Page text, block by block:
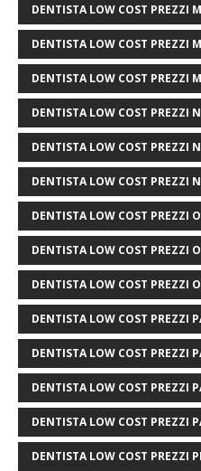
DENTISTA LOW COST PREZZI
DENTISTA LOW COST PREZZI
DENTISTA LOW COST PREZZI
DENTISTA LOW COST PREZZI
DENTISTA LOW COST PREZZI
DENTISTA LOW COST PREZZI
DENTISTA LOW COST PREZZI
DENTISTA LOW COST PREZZI
DENTISTA LOW COST PREZZI
DENTISTA LOW COST PREZZI
DENTISTA LOW COST PREZZI
DENTISTA LOW COST PREZZI
DENTISTA LOW COST PREZZI
DENTISTA LOW COST PREZZI